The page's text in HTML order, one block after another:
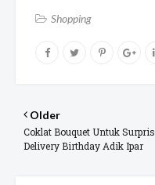
Shopping
Older
Coklat Bouquet Untuk
Delivery Birthday Adik Ipar